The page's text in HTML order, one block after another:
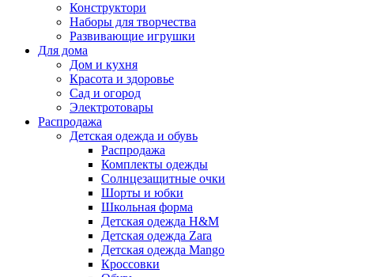
Конструктори
Наборы для творчества
Развивающие игрушки
Для дома
Дом и кухня
Красота и здоровье
Сад и огород
Электротовары
Распродажа
Детская одежда и обувь
Распродажа
Комплекты одежды
Солнцезащитные очки
Шорты и юбки
Школьная форма
Детская одежда H&M
Детская одежда Zara
Детская одежда Mango
Кроссовки